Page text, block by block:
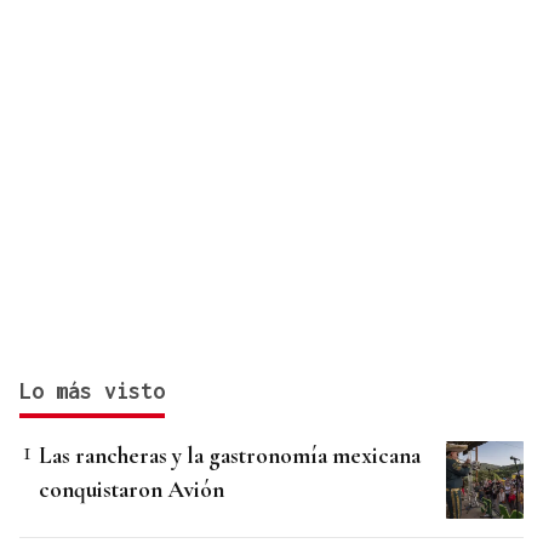
Lo más visto
Las rancheras y la gastronomía mexicana
conquistaron Avión